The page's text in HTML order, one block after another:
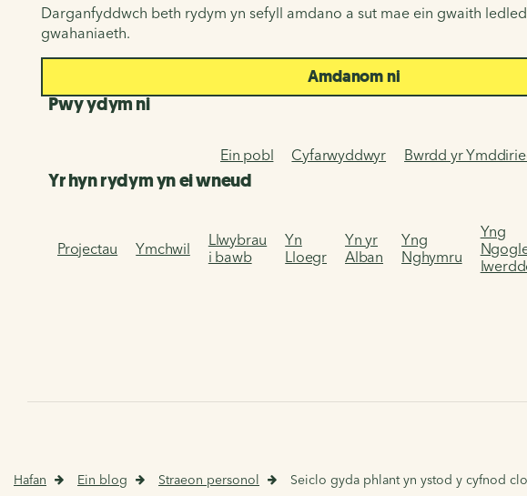
Darganfyddwch beth rydym yn sefyll amdano a sut mae ein gwaith
gwahaniaeth.
Amdanom ni
Pwy ydym ni
Ein pobl Cyfarwyddwyr Bwrdd yr
Yr hyn rydym yn ei wneud
Projectau Ymchwil
Llwybrau
i bawb
Yn
Lloegr
Yn yr
Alban
Yng
Nghymru
Yng
Hafan Ein blog Straeon personol Seiclo gyda phlant yn ystod y cyfnod clo